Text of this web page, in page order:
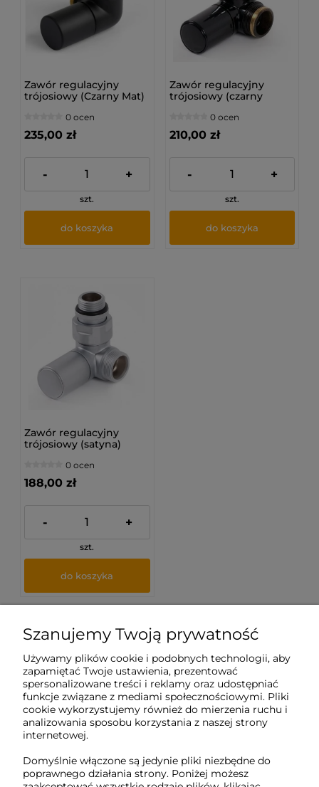
Zawór regulacyjny
trójosiowy (Czarny Mat)
0 ocen
235,00 zł
- +
szt.
do koszyka
Zawór regulacyjny
trójosiowy (czarny
0 ocen
210,00 zł
- +
szt.
do koszyka
Zawór regulacyjny
trójosiowy (satyna)
0 ocen
188,00 zł
- +
szt.
do koszyka
Sklep internetowy Tukado.pl
pn-pt: 08:00-16:00
791 063 018
biuro@tukado.pl
Szanujemy Twoją prywatność
Używamy plików cookie i podobnych technologii, aby
zapamiętać Twoje ustawienia, prezentować
spersonalizowane treści i reklamy oraz udostępniać
funkcje związane z mediami społecznościowymi. Pliki
cookie wykorzystujemy również do mierzenia ruchu i
analizowania sposobu korzystania z naszej strony
internetowej.
Domyślnie włączone są jedynie pliki niezbędne do
poprawnego działania strony. Poniżej możesz